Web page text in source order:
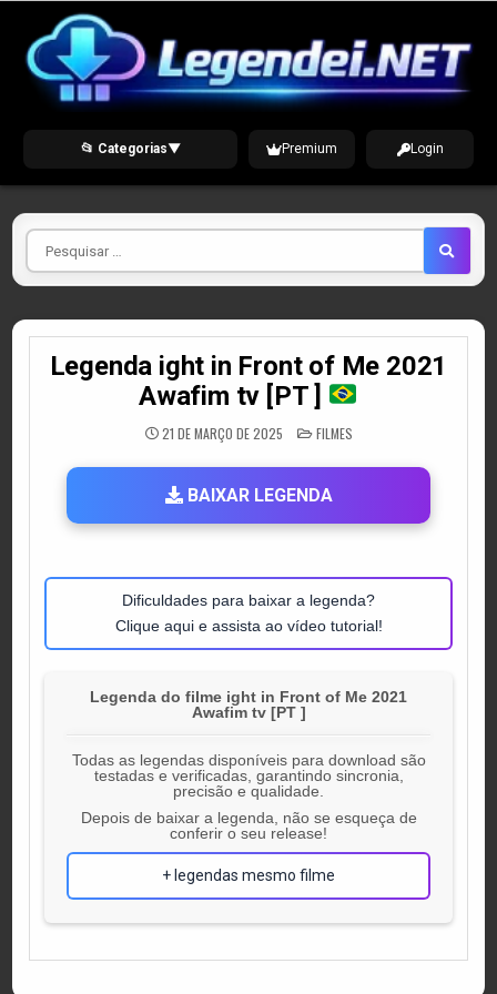
content
📂 Categorias▼ Premium Login
Pesquisar
por
Legenda ight in Front of Me 2021
Awafim tv [PT ]
21 DE MARÇO DE 2025 POSTED
IN
FILMES
BAIXAR LEGENDA
Dificuldades para baixar a legenda?
Clique aqui e assista ao vídeo tutorial!
Legenda do filme ight in Front of Me 2021
Awafim tv [PT ]
Todas as legendas disponíveis para download são
testadas e verificadas, garantindo sincronia,
precisão e qualidade.
Depois de baixar a legenda, não se esqueça de
conferir o seu release!
+ legendas mesmo filme